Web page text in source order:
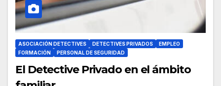
ASOCIACIÓN DETECTIVES DETECTIVES PRIVADOS
EMPLEO
FORMACIÓN
PERSONAL DE SEGURIDAD
El Detective Privado en el ámbito